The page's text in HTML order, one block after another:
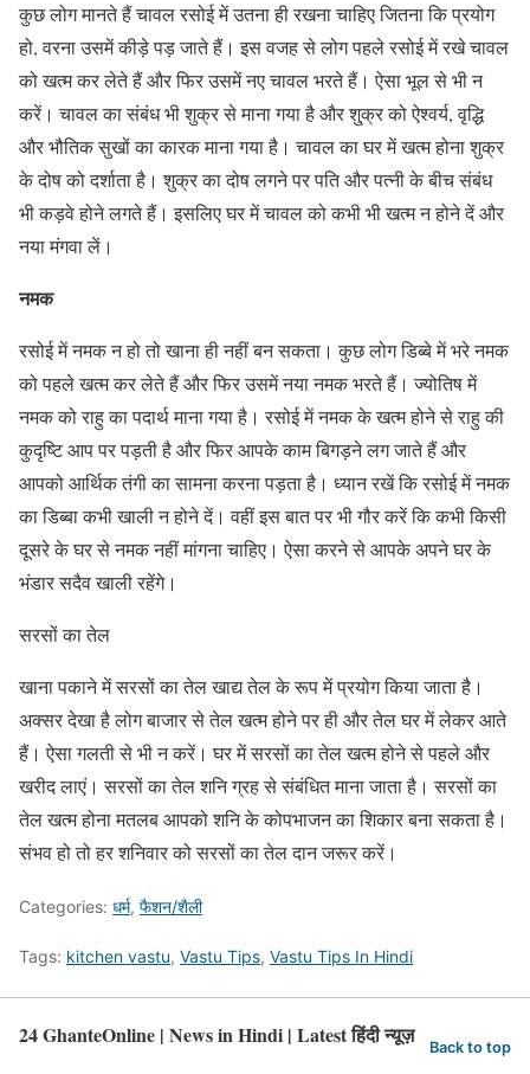
कुछ लोग मानते हैं चावल रसोई में उतना ही रखना चाहिए जितना कि प्रयोग
हो, वरना उसमें कीड़े पड़ जाते हैं। इस वजह से लोग पहले रसोई में रखे चावल
को खत्‍म कर लेते हैं और फिर उसमें नए चावल भरते हैं। ऐसा भूल से भी न
करें। चावल का संबंध भी शुक्र से माना गया है और शु्क्र को ऐश्‍वर्य, वृद्धि
और भौति‍क सुखों का कारक माना गया है। चावल का घर में खत्‍म होना शुक्र
के दोष को दर्शाता है। शुक्र का दोष लगने पर पति और पत्‍नी के बीच संबंध
भी कड़वे होने लगते हैं। इसलिए घर में चावल को कभी भी खत्‍म न होने दें और
नया मंगवा लें।
नमक
रसोई में नमक न हो तो खाना ही नहीं बन सकता। कुछ लोग डिब्‍बे में भरे नमक
को पहले खत्‍म कर लेते हैं और फिर उसमें नया नमक भरते हैं। ज्‍योतिष में
नमक को राहु का पदार्थ माना गया है। रसोई में नमक के खत्‍म होने से राहु की
कुदृष्टि आप पर पड़ती है और फिर आपके काम बिगड़ने लग जाते हैं और
आपको आर्थिक तंगी का सामना करना पड़ता है। ध्‍यान रखें कि रसोई में नमक
का डिब्‍बा कभी खाली न होने दें। वहीं इस बात पर भी गौर करें कि कभी किसी
दूसरे के घर से नमक नहीं मांगना चाहिए। ऐसा करने से आपके अपने घर के
भंडार सदैव खाली रहेंगे।
सरसों का तेल
खाना पकाने में सरसों का तेल खाद्य तेल के रूप में प्रयोग किया जाता है।
अक्‍सर देखा है लोग बाजार से तेल खत्‍म होने पर ही और तेल घर में लेकर आते
हैं। ऐसा गलती से भी न करें। घर में सरसों का तेल खत्‍म होने से पहले और
खरीद लाएं। सरसों का तेल शनि ग्रह से संबंधित माना जाता है। सरसों का
तेल खत्‍म होना मतलब आपको शनि के कोपभाजन का शिकार बना सकता है।
संभव हो तो हर शनिवार को सरसों का तेल दान जरूर करें।
Categories: धर्म, फैशन/शैली
Tags: kitchen vastu, Vastu Tips, Vastu Tips In Hindi
24 GhanteOnline | News in Hindi | Latest हिंदी न्यूज़ Back to top